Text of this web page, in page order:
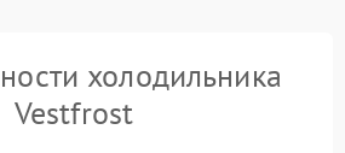
холодильника
Vestfrost